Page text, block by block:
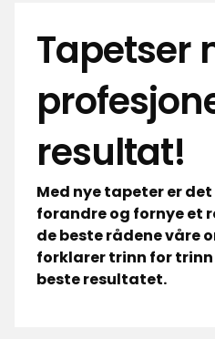
Tapetser
resultat!
Med nye tapeter er
forandre og fornye et
de beste rådene våre
forklarer trinn for
beste resultatet.